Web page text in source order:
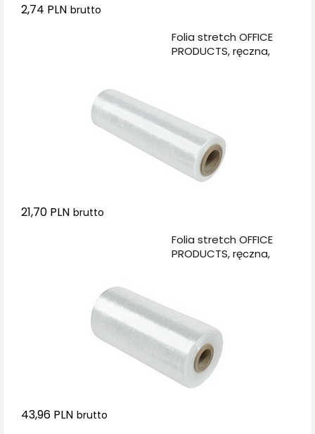
2,74 PLN brutto
Folia stretch OFFICE
PRODUCTS, ręczna,
21,70 PLN brutto
Folia stretch OFFICE
PRODUCTS, ręczna,
43,96 PLN brutto